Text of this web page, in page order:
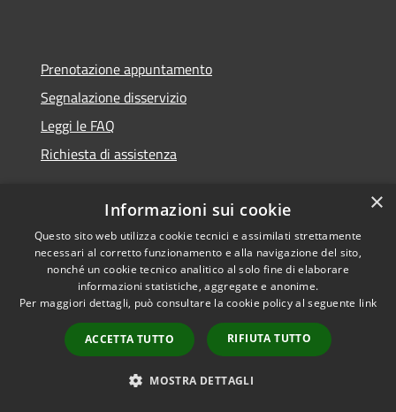
Prenotazione appuntamento
Segnalazione disservizio
Leggi le FAQ
Richiesta di assistenza
Amministrazione trasparente
Informativa privacy
Note legali
Dichiarazione di accessibilità
×
Informazioni sui cookie
Questo sito web utilizza cookie tecnici e assimilati strettamente
necessari al corretto funzionamento e alla navigazione del sito,
nonché un cookie tecnico analitico al solo fine di elaborare
informazioni statistiche, aggregate e anonime.
Per maggiori dettagli, può consultare la cookie policy al seguente link
ACCETTA TUTTO RIFIUTA TUTTO
MOSTRA DETTAGLI